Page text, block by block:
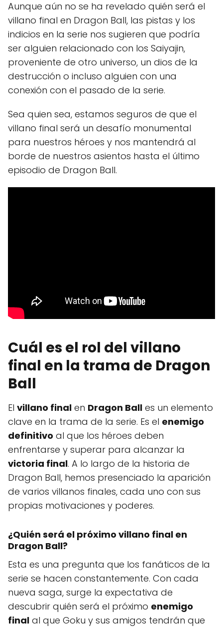
Aunque aún no se ha revelado quién será el
villano final en Dragon Ball, las pistas y los
indicios en la serie nos sugieren que podría
ser alguien relacionado con los Saiyajin,
proveniente de otro universo, un dios de la
destrucción o incluso alguien con una
conexión con el pasado de la serie.
Sea quien sea, estamos seguros de que el
villano final será un desafío monumental
para nuestros héroes y nos mantendrá al
borde de nuestros asientos hasta el último
episodio de Dragon Ball.
Cuál es el rol del villano
final en la trama de Dragon
Ball
El villano final en Dragon Ball es un elemento
clave en la trama de la serie. Es el enemigo
definitivo al que los héroes deben
enfrentarse y superar para alcanzar la
victoria final. A lo largo de la historia de
Dragon Ball, hemos presenciado la aparición
de varios villanos finales, cada uno con sus
propias motivaciones y poderes.
¿Quién será el próximo villano final en
Dragon Ball?
Esta es una pregunta que los fanáticos de la
serie se hacen constantemente. Con cada
nueva saga, surge la expectativa de
descubrir quién será el próximo enemigo
final al que Goku y sus amigos tendrán que